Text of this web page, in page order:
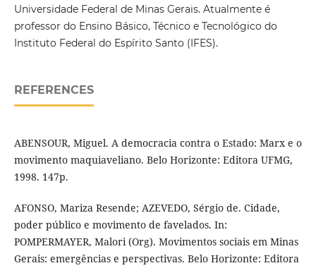
Universidade Federal de Minas Gerais. Atualmente é
professor do Ensino Básico, Técnico e Tecnológico do
Instituto Federal do Espírito Santo (IFES).
REFERENCES
ABENSOUR, Miguel. A democracia contra o Estado: Marx e o
movimento maquiaveliano. Belo Horizonte: Editora UFMG,
1998. 147p.
AFONSO, Mariza Resende; AZEVEDO, Sérgio de. Cidade,
poder público e movimento de favelados. In:
POMPERMAYER, Malori (Org). Movimentos sociais em Minas
Gerais: emergências e perspectivas. Belo Horizonte: Editora